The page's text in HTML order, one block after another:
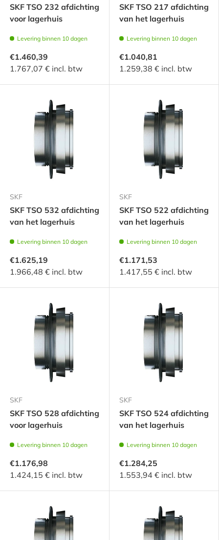
SKF TSO 232 afdichting
voor lagerhuis
Levering binnen 10 dagen
€1.460,39
1.767,07 € incl. btw
SKF TSO 217 afdichting
van het lagerhuis
Levering binnen 10 dagen
€1.040,81
1.259,38 € incl. btw
SKF
SKF TSO 532 afdichting
van het lagerhuis
Levering binnen 10 dagen
€1.625,19
1.966,48 € incl. btw
SKF
SKF TSO 522 afdichting
van het lagerhuis
Levering binnen 10 dagen
€1.171,53
1.417,55 € incl. btw
SKF
SKF TSO 528 afdichting
voor lagerhuis
Levering binnen 10 dagen
€1.176,98
1.424,15 € incl. btw
SKF
SKF TSO 524 afdichting
van het lagerhuis
Levering binnen 10 dagen
€1.284,25
1.553,94 € incl. btw